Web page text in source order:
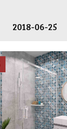
2018-06-25